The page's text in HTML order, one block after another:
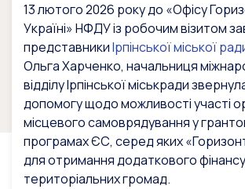
13 лютого 2026 року до «Офісу
Україні» НФДУ із робочим візитом
представникиІрпінської міської
Ольга Харченко, начальниця
відділу Ірпінської міськради
допомогу щодо можливості участі
місцевого самоврядування у
програмах ЄС, серед яких
для отримання додаткового
територіальних громад.